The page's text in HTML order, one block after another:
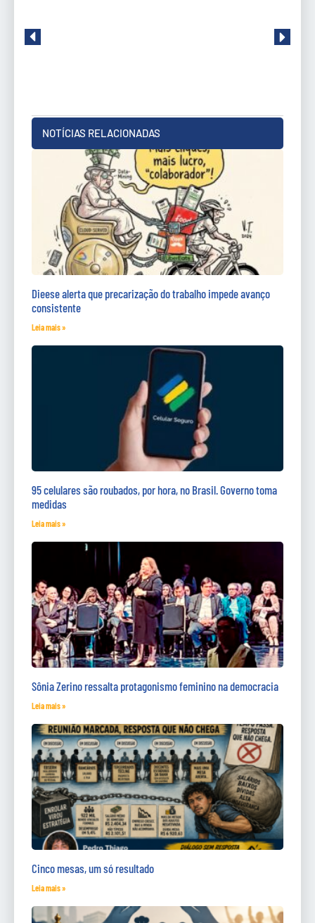
NOTÍCIAS RELACIONADAS
Dieese alerta que precarização do trabalho impede avanço
consistente
Leia mais »
95 celulares são roubados, por hora, no Brasil. Governo toma
medidas
Leia mais »
Sônia Zerino ressalta protagonismo feminino na democracia
Leia mais »
Cinco mesas, um só resultado
Leia mais »